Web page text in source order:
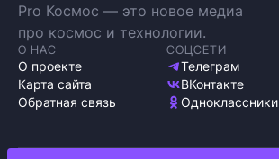
Pro Космос — это новое медиа
про космос и технологии.
О НАС
О проекте
Карта сайта
Обратная связь
СОЦСЕТИ
Телеграм
ВКонтакте
Одноклассники